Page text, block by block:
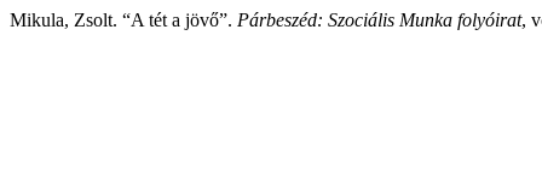
Mikula, Zsolt. “A tét a jövő”. Párbeszéd: Szociális Munka folyóirat,